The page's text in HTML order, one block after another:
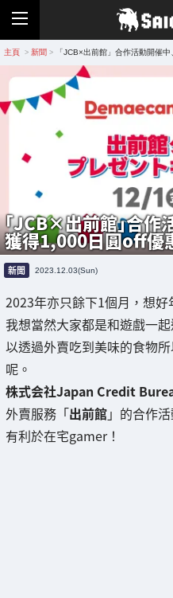
主頁 > 新聞 > 「JCB×出前館」合作活動開催
「JCB×出前館」合作
獲得1,000日圓off優
新聞 2023.12.03(Sun)
2023年亦只餘下1個月，想好
我想當然大家都是和遊戲一
以透過外賣吃到美味的食物
呢。
株式会社Japan Credit
外賣服務「出前館」的合作
有利於在宅gamer！